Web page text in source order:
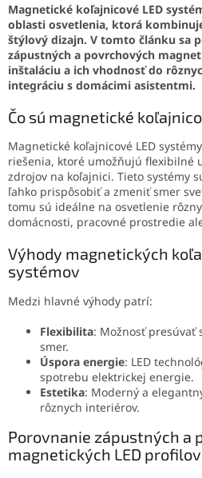
Magnetické koľajnicové LED
oblasti osvetlenia, ktorá
štýlový dizajn. V tomto článku sa
zápustných a povrchových
inštaláciu a ich vhodnosť do
integráciu s domácimi asistentmi.
Čo sú magnetické
Magnetické koľajnicové LED
riešenia, ktoré umožňujú flexibilné
zdrojov na koľajnici. Tieto systémy
ľahko prispôsobiť a zmeniť smer
tomu sú ideálne na osvetlenie
domácnosti, pracovné prostredie
Výhody magnetických
systémov
Medzi hlavné výhody patrí:
Flexibilita: Možnosť presúvať
smer.
Úspora energie: LED
spotrebu elektrickej energie.
Estetika: Moderný a
rôznych interiérov.
Porovnanie zápustných a
magnetických LED profilov